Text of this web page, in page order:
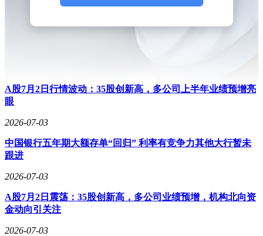
A股7月2日行情波动：35股创新高，多公司上半年业绩预增亮
眼
2026-07-03
中国银行五年期大额存单“回归” 利率有竞争力其他大行暂未
跟进
2026-07-03
A股7月2日震荡：35股创新高，多公司业绩预增，机构北向资
金动向引关注
2026-07-03